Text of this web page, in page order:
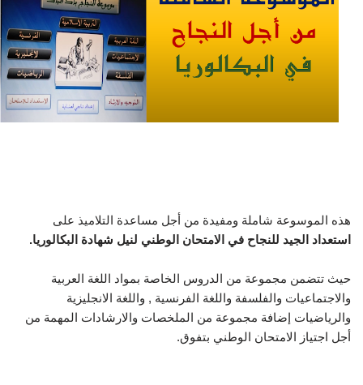
هذه الموسوعة شاملة ومفيدة من أجل مساعدة التلاميذ على
استعداد الجيد للنجاح في الامتحان الوطني لنيل شهادة البكالوريا.
حيث تتضمن مجموعة من الدروس الخاصة بمواد اللغة العربية
والاجتماعيات والفلسفة واللغة الفرنسية , واللغة الانجليزية
والرياضيات إضافة مجموعة من الملخصات والارشادات المهمة من
أجل اجتياز الامتحان الوطني بتفوق.